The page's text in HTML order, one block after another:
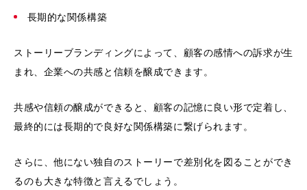
長期的な関係構築
ストーリーブランディングによって、顧客の感情への訴求が生
まれ、企業への共感と信頼を醸成できます。
共感や信頼の醸成ができると、顧客の記憶に良い形で定着し、
最終的には長期的で良好な関係構築に繋げられます。
さらに、他にない独自のストーリーで差別化を図ることができ
るのも大きな特徴と言えるでしょう。